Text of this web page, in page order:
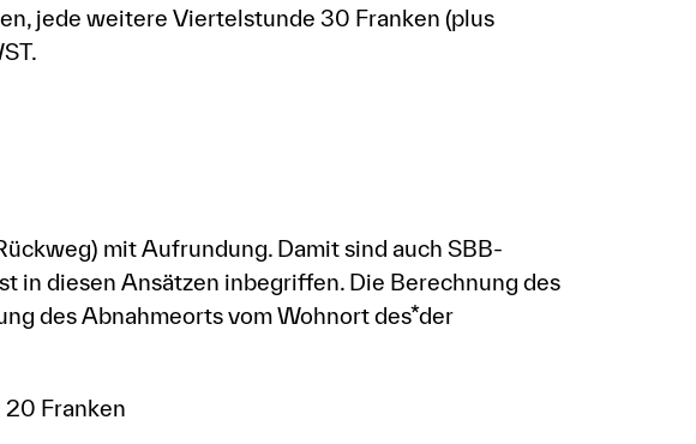
jede weitere Viertelstunde 30 Franken (plus
mit Aufrundung. Damit sind auch SBB-
in diesen Ansätzen inbegriffen. Die Berechnung des
des Abnahmeorts vom Wohnort des*der
Franken